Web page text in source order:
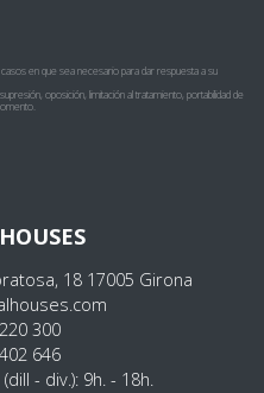
en que sea necesario para dar respuesta a su
oposición, limitación al tratamiento, portabilidad de
18 17005 Girona
300
646
- div.): 9h. - 18h.